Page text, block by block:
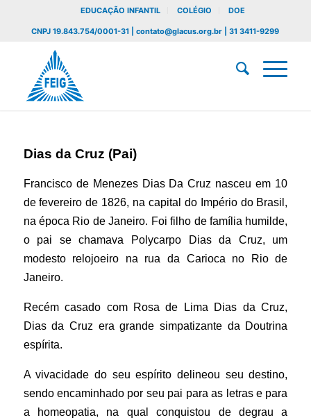
EDUCAÇÃO INFANTIL COLÉGIO DOE
CNPJ 19.843.754/0001-31 | contato@glacus.org.br | 31 3411-9299
Dias da Cruz (Pai)
Francisco de Menezes Dias Da Cruz nasceu em 10
de fevereiro de 1826, na capital do Império do Brasil,
na época Rio de Janeiro. Foi filho de família humilde,
o pai se chamava Polycarpo Dias da Cruz, um
modesto relojoeiro na rua da Carioca no Rio de
Janeiro.
Recém casado com Rosa de Lima Dias da Cruz,
Dias da Cruz era grande simpatizante da Doutrina
espírita.
A vivacidade do seu espírito delineou seu destino,
sendo encaminhado por seu pai para as letras e para
a homeopatia, na qual conquistou de degrau a